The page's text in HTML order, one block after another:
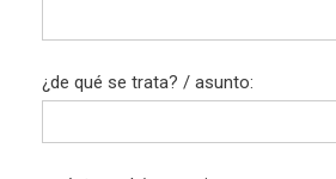
¿de qué se trata? / asunto: